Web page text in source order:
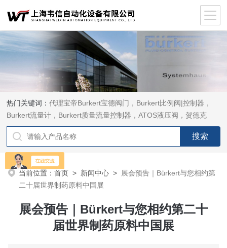
热门关键词：代理宝帝Burkert宝德阀门，Burkert比例阀|控制器，
Burkert流量计，Burkert质量流量控制器，ATOS液压阀，贺德克
HYDAC传感器，ASCO电磁阀，ASCO阀门，REXROTH力士乐阀
泵，安沃驰Aventics电磁阀|气缸，Samson萨姆森定位器
当前位置：首页 > 新闻中心 > 展会预告｜Bürkert与您相约第
二十届世界制药原料中国展
展会预告｜Bürkert与您相约第二十
届世界制药原料中国展